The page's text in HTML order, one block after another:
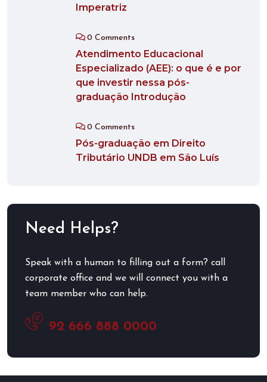
Imperatriz
0 Comments
Atendimento Educacional
Especializado (AEE): o que é e por
que investir nessa pós-
graduação Introdução
0 Comments
Pós-graduação em Direito
Tributário UNDB em São Luís
Need Helps?
Speak with a human to filling out a form? call
corporate office and we will connect you with a
team member who can help.
92 666 888 0000